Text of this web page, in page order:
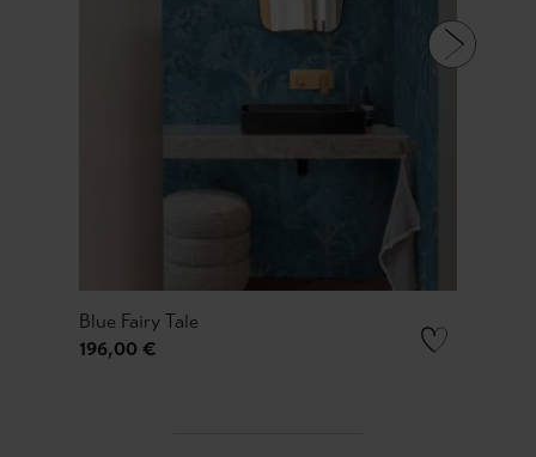
Blue Fairy Tale
196,00 €